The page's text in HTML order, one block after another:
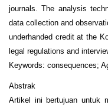
journals. The analysis
data collection and
underhanded credit at the
legal regulations and
Keywords: consequences;
Abstrak
Artikel ini bertujuan untuk